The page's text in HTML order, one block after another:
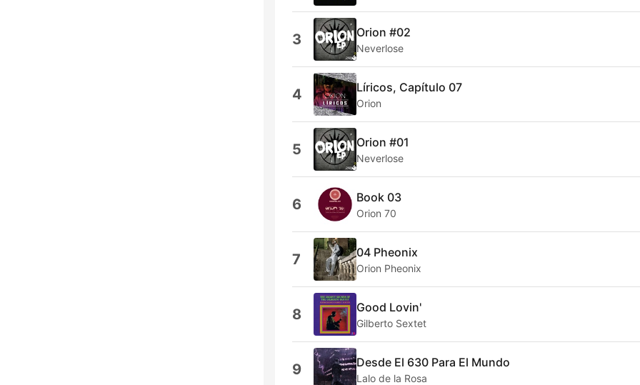
3 Orion #02
Neverlose
4 Líricos, Capítulo 07
Orion
5 Orion #01
Neverlose
6 Book 03
Orion 70
7 04 Pheonix
Orion Pheonix
8 Good Lovin'
Gilberto Sextet
9 Desde El 630 Para El Mundo
Lalo de la Rosa